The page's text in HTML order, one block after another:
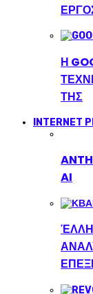
Η
ΤΗΣ
INTERNET
AI